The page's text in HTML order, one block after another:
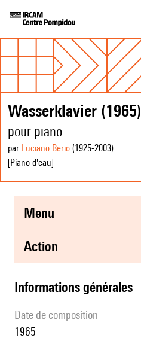
Wasserklavier (1965)
pour piano
par Luciano Berio (1925-2003)
[Piano d'eau]
menu
action
informations générales
date de composition
1965